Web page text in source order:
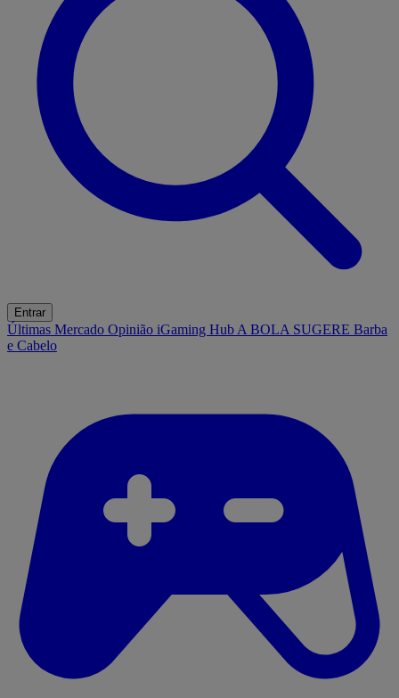
Entrar
Últimas Mercado Opinião iGaming Hub A BOLA SUGERE Barba
e Cabelo